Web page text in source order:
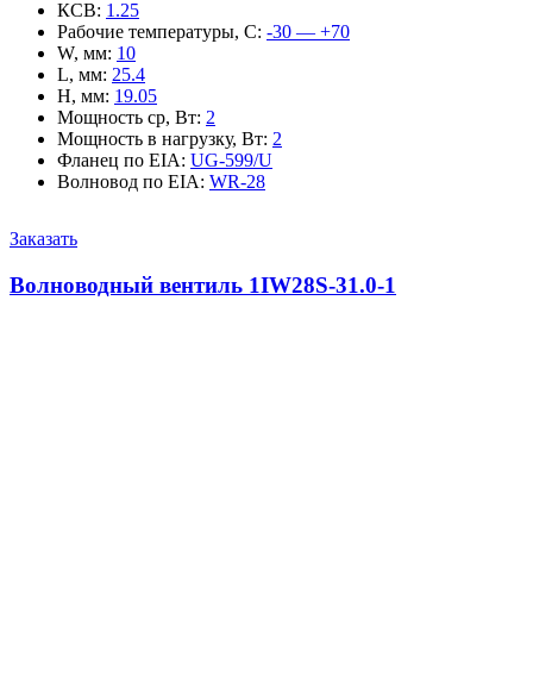
КСВ: 1.25
Рабочие температуры, С: -30 — +70
W, мм: 10
L, мм: 25.4
H, мм: 19.05
Мощность ср, Вт: 2
Мощность в нагрузку, Вт: 2
Фланец по EIA: UG-599/U
Волновод по EIA: WR-28
Заказать
Волноводный вентиль 1IW28S-31.0-1